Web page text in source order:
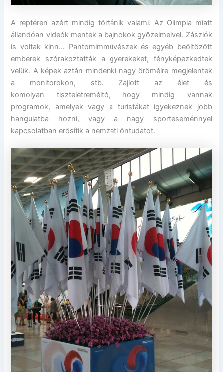
A reptéren azért mindig történik valami. Az Olimpia miatt
állandóan videók mentek a bajnokok győzelmeivel. Zászlók
is voltak kinn… Pantomimművészek és egyéb beöltözött
emberek szórakoztatták a gyerekeket, fényképezkedtek
velük. A képek aztán mindenki nagy örömélre megjelentek
a monitorokon, stb. Zajlott az élet és
komolyan tiszteletreméltó, hogy mindig vannak
programok, amelyek vagy a turistákat igyekeznek jobb
hangulatba hozni, vagy a nagy sporteseménnyel
kapcsolatban erősítik a nemzeti öntudatot.